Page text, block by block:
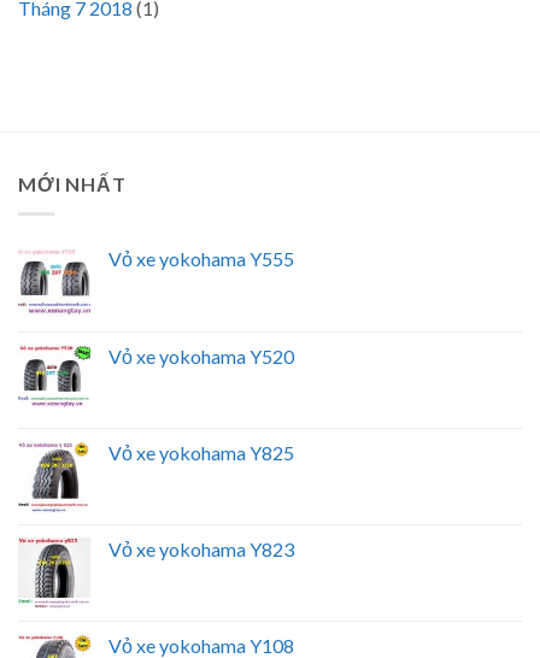
Tháng 7 2018 (1)
MỚI NHẤT
Vỏ xe yokohama Y555
Vỏ xe yokohama Y520
Vỏ xe yokohama Y825
Vỏ xe yokohama Y823
Vỏ xe yokohama Y108